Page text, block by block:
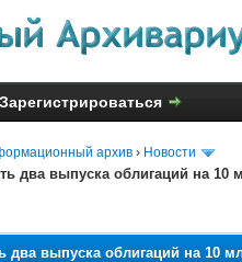
Зарегистрироваться
архив › Новости
два выпуска облигаций на 10
два выпуска облигаций на 10